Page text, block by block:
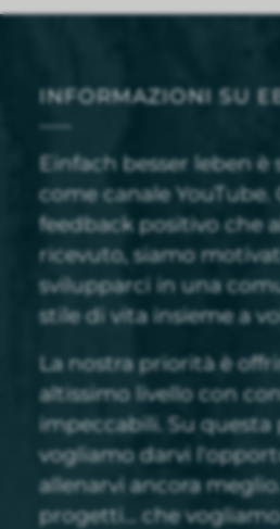
INFORMAZIONI SU
Einfach besser leben
come canale YouTube.
feedback positivo che
ricevuto, siamo
svilupparci in una
stile di vita insieme a
La nostra priorità è
altissimo livello con
impeccabili. Su
vogliamo darvi
allenarvi ancora
progetti... che